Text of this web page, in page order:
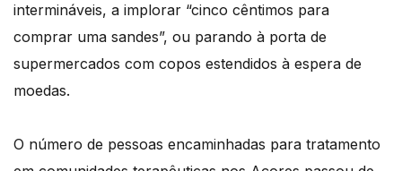
intermináveis, a implorar “cinco cêntimos para
comprar uma sandes”, ou parando à porta de
supermercados com copos estendidos à espera de
moedas.
O número de pessoas encaminhadas para tratamento